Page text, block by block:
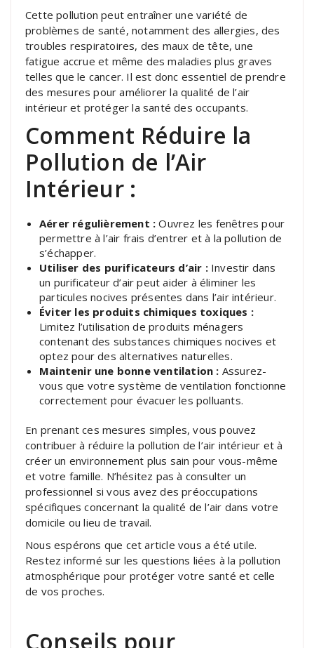
Cette pollution peut entraîner une variété de
problèmes de santé, notamment des allergies, des
troubles respiratoires, des maux de tête, une
fatigue accrue et même des maladies plus graves
telles que le cancer. Il est donc essentiel de prendre
des mesures pour améliorer la qualité de l’air
intérieur et protéger la santé des occupants.
Comment Réduire la
Pollution de l’Air
Intérieur :
Aérer régulièrement : Ouvrez les fenêtres pour
permettre à l’air frais d’entrer et à la pollution de
s’échapper.
Utiliser des purificateurs d’air :Investir dans
un purificateur d’air peut aider à éliminer les
particules nocives présentes dans l’air intérieur.
Éviter les produits chimiques toxiques :
Limitez l’utilisation de produits ménagers
contenant des substances chimiques nocives et
optez pour des alternatives naturelles.
Maintenir une bonne ventilation : Assurez-
vous que votre système de ventilation fonctionne
correctement pour évacuer les polluants.
En prenant ces mesures simples, vous pouvez
contribuer à réduire la pollution de l’air intérieur et à
créer un environnement plus sain pour vous-même
et votre famille. N’hésitez pas à consulter un
professionnel si vous avez des préoccupations
spécifiques concernant la qualité de l’air dans votre
domicile ou lieu de travail.
Nous espérons que cet article vous a été utile.
Restez informé sur les questions liées à la pollution
atmosphérique pour protéger votre santé et celle
de vos proches.
Conseils pour